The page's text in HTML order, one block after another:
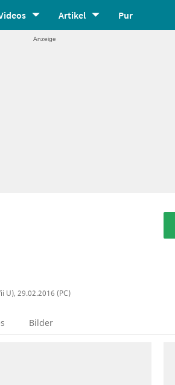
Artikel Pur
U), 29.02.2016 (PC)
Bilder